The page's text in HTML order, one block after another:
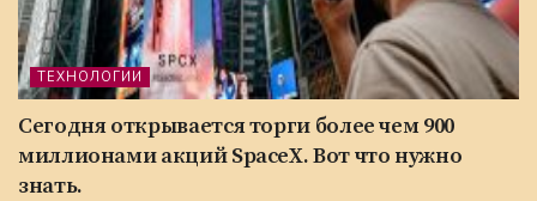
ТЕХНОЛОГИИ
Сегодня открывается торги более чем 900
миллионами акций SpaceX. Вот что нужно
знать.